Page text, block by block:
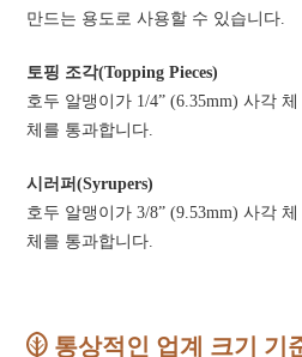
만드는 용도로 사용할 수 있습니다.
토핑 조각(Topping Pieces)
호두 알맹이가 1/4” (6.35mm) 사각
체를 통과합니다.
시러퍼(Syrupers)
호두 알맹이가 3/8” (9.53mm) 사각
체를 통과합니다.
통상적인 업계 크기 기